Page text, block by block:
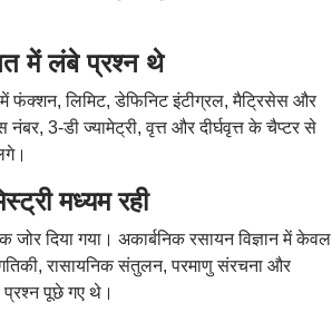
में लंबे प्रश्न थे
लिमिट, डेफिनिट इंटीग्रल, मैट्रिसेस और
3-डी ज्यामेट्री, वृत्त और दीर्घवृत्त के चैप्टर से
मध्यम रही
दिया गया। अकार्बनिक रसायन विज्ञान में केवल
रासायनिक संतुलन, परमाणु संरचना और
प्रश्न पूछे गए थे।